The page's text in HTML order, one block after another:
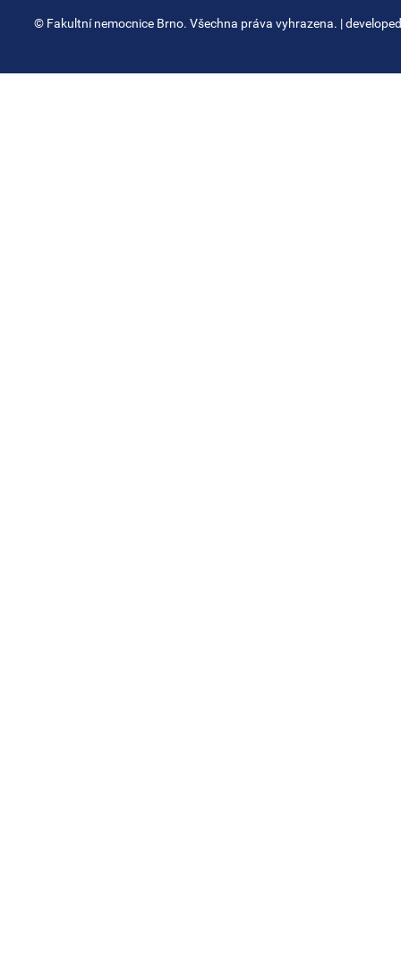
© Fakultní nemocnice Brno. Všechna práva vyhrazena. |